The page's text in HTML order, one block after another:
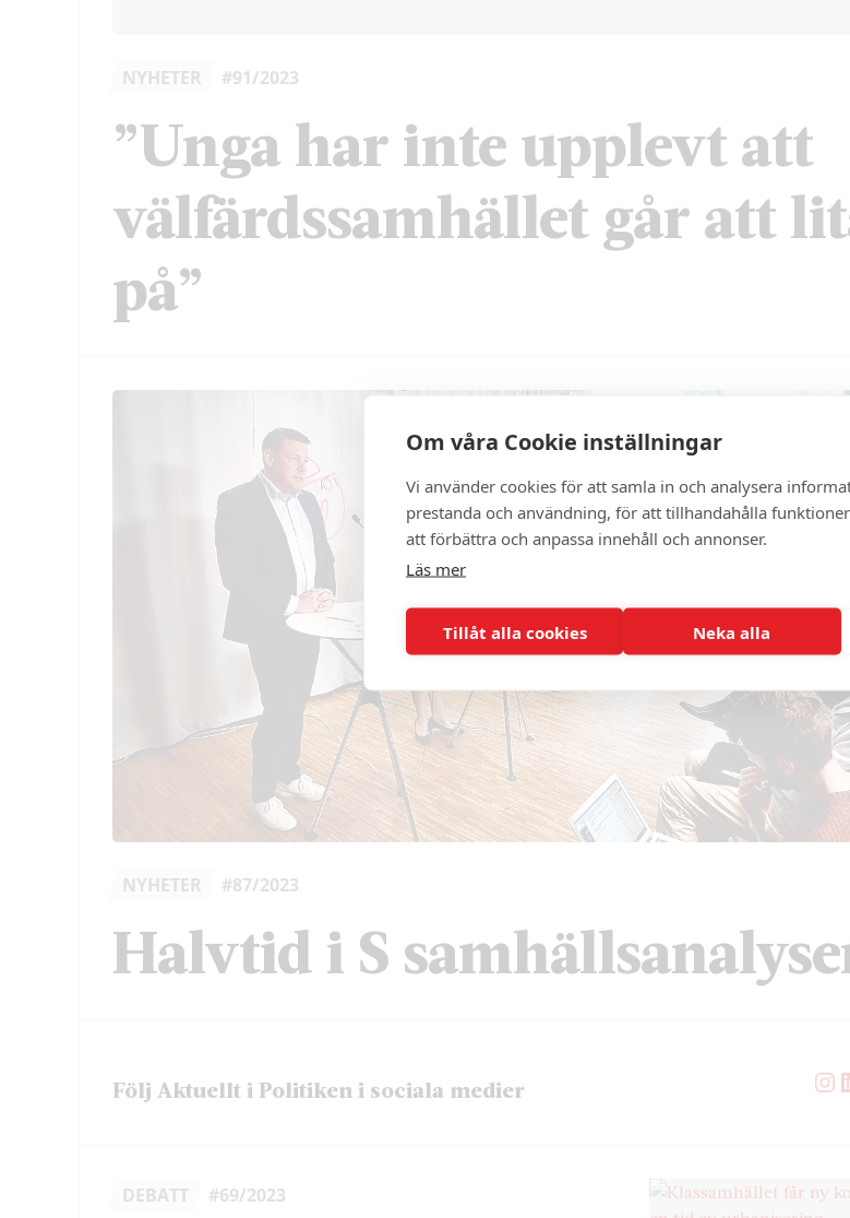
Om våra Cookie inställningar
Vi använder cookies för att samla in och analysera
prestanda och användning, för att tillhandahålla
att förbättra och anpassa innehåll och annonser.
Läs mer
Tillåt alla cookies Neka alla
NYHETER #91/2023
”Unga har inte upplevt att
välfärdssamhället går att
på”
NYHETER #87/2023
Halvtid i S
Följ Aktuellt i Politiken i sociala medier
DEBATT #69/2023